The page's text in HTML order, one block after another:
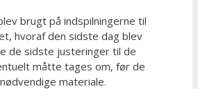
brugt på indspilningerne til
hvoraf den sidste dag blev
de sidste justeringer til de
måtte tages om, før de
materiale.